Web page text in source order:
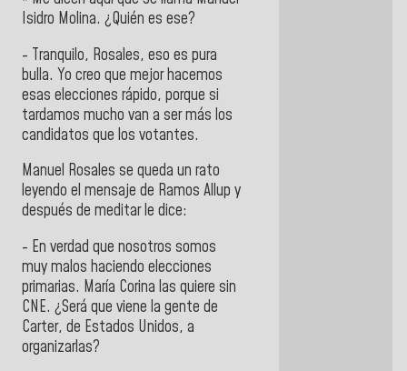
Isidro Molina. ¿Quién es ese?
- Tranquilo, Rosales, eso es pura
bulla. Yo creo que mejor hacemos
esas elecciones rápido, porque si
tardamos mucho van a ser más los
candidatos que los votantes.
Manuel Rosales se queda un rato
leyendo el mensaje de Ramos Allup y
después de meditar le dice:
- En verdad que nosotros somos
muy malos haciendo elecciones
primarias. María Corina las quiere sin
CNE. ¿Será que viene la gente de
Carter, de Estados Unidos, a
organizarlas?